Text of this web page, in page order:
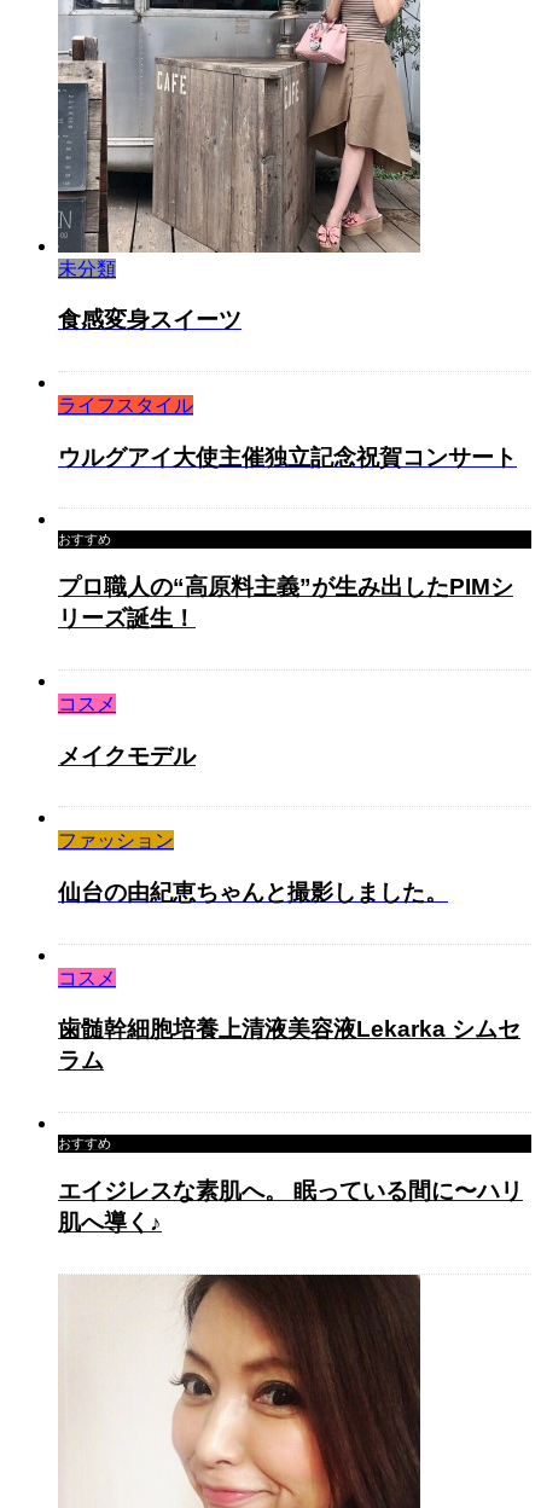
未分類
食感変身スイーツ
ライフスタイル
ウルグアイ大使主催独立記念祝賀コンサート
おすすめ
プロ職人の“高原料主義”が生み出したPIMシ
リーズ誕生！
コスメ
メイクモデル
ファッション
仙台の由紀恵ちゃんと撮影しました。
コスメ
歯髄幹細胞培養上清液美容液Lekarka シムセ
ラム
おすすめ
エイジレスな素肌へ。 眠っている間に〜ハリ
肌へ導く♪